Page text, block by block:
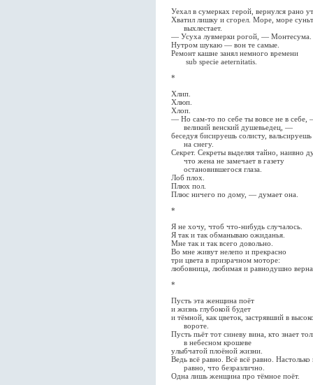
Уехал в сумерках герой, вернулся рано
Хватил лишку и сгорел. Море, море
выхлестает.
— Усуха лувмерки рогой, — Монтесума.
Нутром шукаю — вон те самые.
Ремонт кашне занял немного времени
sub specie aeternitatis.
*
Хлип.
Хлюп.
Хлоп.
— Но сам-то по себе ты вовсе не в себе,
великий венский душевьедец, —
беседуя бисируешь солисту,
на снегу.
Секрет. Секреты выделяя тайно, наивно
что жена не замечает в газету
остановившегося глаза.
Лоб плох.
Плюх пол.
Плюс ничего по дому, — думает она.
*
Я не хочу, чтоб что-нибудь случалось.
Я так и так обманываю ожиданья.
Мне так и так всего довольно.
Во мне живут нелепо и прекрасно
три цвета в призрачном моторе:
любовница, любимая и равнодушно
*
Пусть эта женщина поёт
и жизнь глубокой будет
и тёмной, как цветок, застрявший в
вороте.
Пусть пьёт тот синеву вина, кто знает
в небесном крошеве
улыбчатой плоёной жизни.
Ведь всё равно. Всё всё равно. Настолько
равно, что безразлично.
Одна лишь женщина про тёмное поёт.